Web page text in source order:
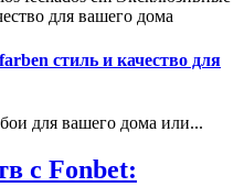
для вашего дома
стиль и качество для
для вашего дома или...
с Fonbet: